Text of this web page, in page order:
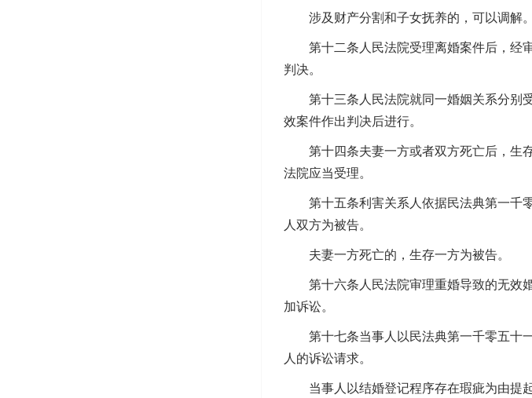
涉及财产分割和子女抚养的，可以调解。
第十二条人民法院受理离婚案件后，经审
判决。
第十三条人民法院就同一婚姻关系分别受
效案件作出判决后进行。
第十四条夫妻一方或者双方死亡后，生存
法院应当受理。
第十五条利害关系人依据民法典第一千零
人双方为被告。
夫妻一方死亡的，生存一方为被告。
第十六条人民法院审理重婚导致的无效婚
加诉讼。
第十七条当事人以民法典第一千零五十一
人的诉讼请求。
当事人以结婚登记程序存在瑕疵为由提起